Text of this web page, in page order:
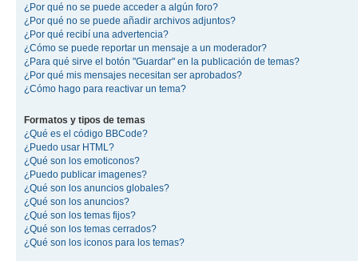
¿Por qué no se puede acceder a algún foro?
¿Por qué no se puede añadir archivos adjuntos?
¿Por qué recibí una advertencia?
¿Cómo se puede reportar un mensaje a un moderador?
¿Para qué sirve el botón "Guardar" en la publicación de temas?
¿Por qué mis mensajes necesitan ser aprobados?
¿Cómo hago para reactivar un tema?
Formatos y tipos de temas
¿Qué es el código BBCode?
¿Puedo usar HTML?
¿Qué son los emoticonos?
¿Puedo publicar imagenes?
¿Qué son los anuncios globales?
¿Qué son los anuncios?
¿Qué son los temas fijos?
¿Qué son los temas cerrados?
¿Qué son los iconos para los temas?